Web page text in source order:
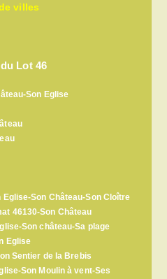
villes
Lot 46
Son Eglise
Eglise-Son Château-Son Cloître
46130-Son Château
Son château-Sa plage
Eglise
Sentier de la Brebis
Son Moulin à vent-Ses